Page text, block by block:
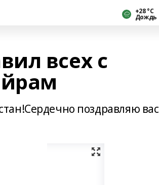
+28 °С
Дождь
всех с
поздравляю вас